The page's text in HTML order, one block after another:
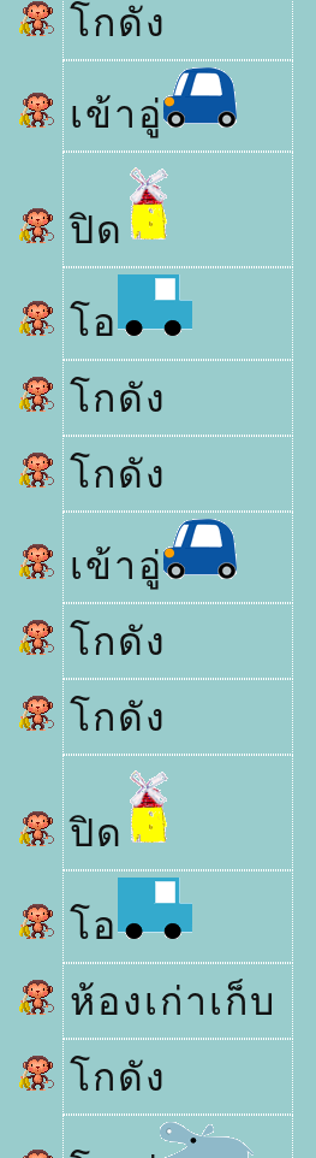
กดัง
เข้าอู่
ปิด
อ
กดัง
กดัง
เข้าอู่
กดัง
กดัง
ปิด
อ
ห้องเก่าเก็บ
กดัง